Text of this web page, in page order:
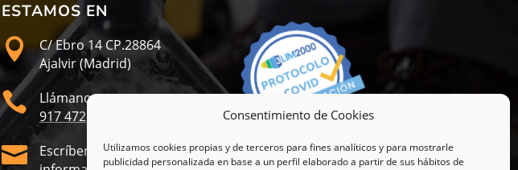
Consentimiento de Cookies
Utilizamos cookies propias y de terceros para fines analíticos y para mostrarle
publicidad personalizada en base a un perfil elaborado a partir de sus hábitos de
ESTAMOS EN

C/ Ebro 14 CP.28864
Ajalvir (Madrid)

Llámanos
917 472 940

Escríbenos